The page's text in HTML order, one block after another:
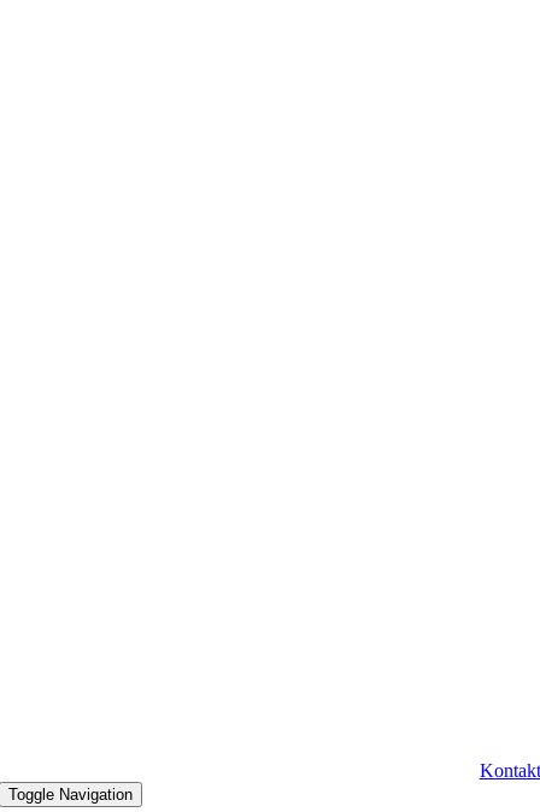
Kontakt
Toggle Navigation